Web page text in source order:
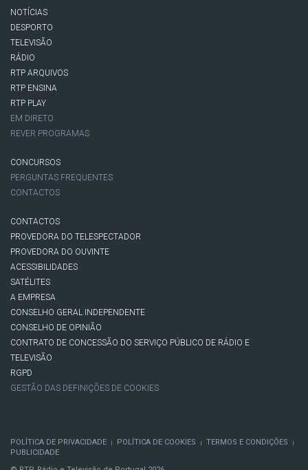
NOTÍCIAS
DESPORTO
TELEVISÃO
RÁDIO
RTP ARQUIVOS
RTP ENSINA
RTP PLAY
EM DIRETO
REVER PROGRAMAS
CONCURSOS
PERGUNTAS FREQUENTES
CONTACTOS
CONTACTOS
PROVEDORA DO TELESPECTADOR
PROVEDORA DO OUVINTE
ACESSIBILIDADES
SATÉLITES
A EMPRESA
CONSELHO GERAL INDEPENDENTE
CONSELHO DE OPINIÃO
CONTRATO DE CONCESSÃO DO SERVIÇO PÚBLICO DE RÁDIO E
TELEVISÃO
RGPD
GESTÃO DAS DEFINIÇÕES DE COOKIES
POLÍTICA DE PRIVACIDADE | POLÍTICA DE COOKIES | TERMOS E CONDIÇÕES |
PUBLICIDADE